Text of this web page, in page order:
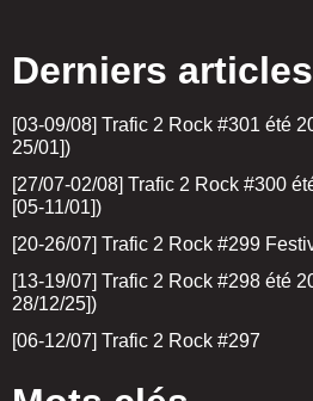
Derniers articles
[03-09/08] Trafic 2 Rock #301 été
25/01])
[27/07-02/08] Trafic 2 Rock #300
[05-11/01])
[20-26/07] Trafic 2 Rock #299
[13-19/07] Trafic 2 Rock #298 été
28/12/25])
[06-12/07] Trafic 2 Rock #297